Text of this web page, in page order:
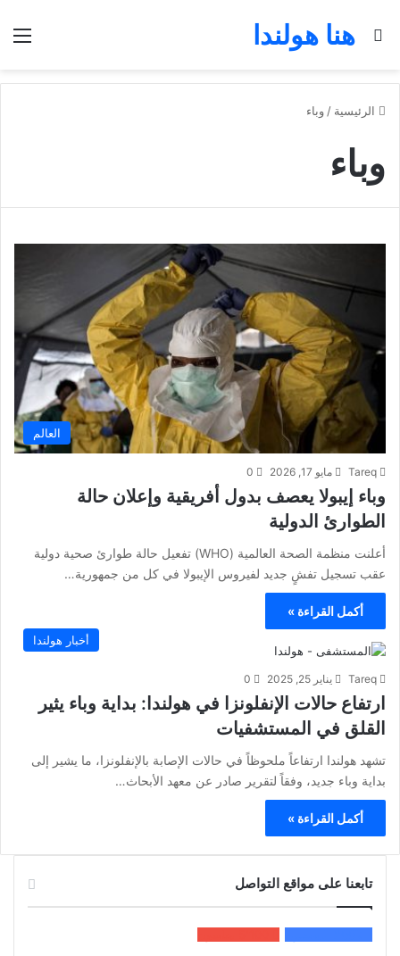
هنا هولندا
بحث عن
الرئيسية / وباء
وباء
العالم
Tareq مايو 17, 2026 0
وباء إيبولا يعصف بدول أفريقية وإعلان حالة
الطوارئ الدولية
أعلنت منظمة الصحة العالمية (WHO) تفعيل حالة طوارئ صحية دولية
عقب تسجيل تفشٍ جديد لفيروس الإيبولا في كل من جمهورية…
أكمل القراءة »
أخبار هولندا
Tareq يناير 25, 2025 0
ارتفاع حالات الإنفلونزا في هولندا: بداية وباء يثير
القلق في المستشفيات
تشهد هولندا ارتفاعاً ملحوظاً في حالات الإصابة بالإنفلونزا، ما يشير إلى
بداية وباء جديد، وفقاً لتقرير صادر عن معهد الأبحاث…
أكمل القراءة »
تابعنا على مواقع التواصل